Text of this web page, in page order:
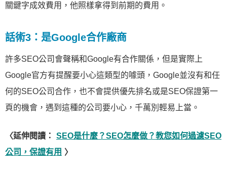
關鍵字成效費用，他照樣拿得到前期的費用。
話術3：是Google合作廠商
許多SEO公司會聲稱和Google有合作關係，但是實際上
Google官方有提醒要小心這類型的噱頭，Google並沒有和任
何的SEO公司合作，也不會提供優先排名或是SEO保證第一
頁的機會，遇到這種的公司要小心，千萬別輕易上當。
〈延伸閱讀：
SEO是什麼？SEO怎麼做？教您如何過濾SEO
公司，保證有用 〉